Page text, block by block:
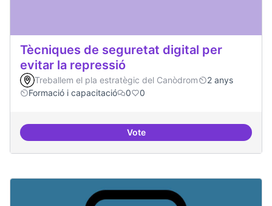
Tècniques de seguretat digital per
evitar la repressió
Treballem el pla estratègic del Canòdrom
2 anys
Formació i capacitació
0 0
VoteTècniques de seguretat digital